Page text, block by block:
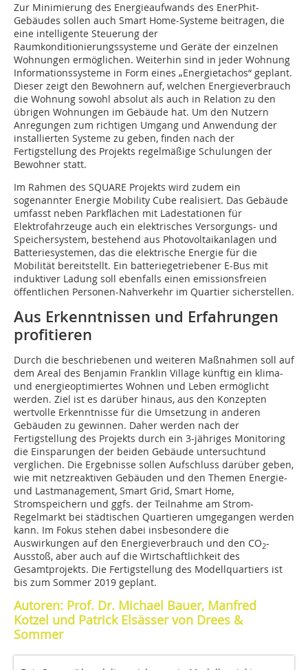
Zur Minimierung des Energieaufwands des EnerPhit-
Gebäudes sollen auch Smart Home-Systeme beitragen, die
eine intelligente Steuerung der
Raumkonditionierungssysteme und Geräte der einzelnen
Wohnungen ermöglichen. Weiterhin sind in jeder Wohnung
Informationssysteme in Form eines „Energietachos“ geplant.
Dieser zeigt den Bewohnern auf, welchen Energieverbrauch
die Wohnung sowohl absolut als auch in Relation zu den
übrigen Wohnungen im Gebäude hat. Um den Nutzern
Anregungen zum richtigen Umgang und Anwendung der
installierten Systeme zu geben, finden nach der
Fertigstellung des Projekts regelmäßige Schulungen der
Bewohner statt.
Im Rahmen des SQUARE Projekts wird zudem ein
sogenannter Energie Mobility Cube realisiert. Das Gebäude
umfasst neben Parkflächen mit Ladestationen für
Elektrofahrzeuge auch ein elektrisches Versorgungs- und
Speichersystem, bestehend aus Photovoltaikanlagen und
Batteriesystemen, das die elektrische Energie für die
Mobilität bereitstellt. Ein batteriegetriebener E-Bus mit
induktiver Ladung soll ebenfalls einen emissionsfreien
öffentlichen Personen-Nahverkehr im Quartier sicherstellen.
Aus Erkenntnissen und Erfahrungen
profitieren
Durch die beschriebenen und weiteren Maßnahmen soll auf
dem Areal des Benjamin Franklin Village künftig ein klima-
und energieoptimiertes Wohnen und Leben ermöglicht
werden. Ziel ist es darüber hinaus, aus den Konzepten
wertvolle Erkenntnisse für die Umsetzung in anderen
Gebäuden zu gewinnen. Daher werden nach der
Fertigstellung des Projekts durch ein 3-jähriges Monitoring
die Einsparungen der beiden Gebäude untersuchtund
verglichen. Die Ergebnisse sollen Aufschluss darüber geben,
wie mit netzreaktiven Gebäuden und den Themen Energie-
und Lastmanagement, Smart Grid, Smart Home,
Stromspeichern und ggfs. der Teilnahme am Strom-
Regelmarkt bei städtischen Quartieren umgegangen werden
kann. Im Fokus stehen dabei insbesondere die
Auswirkungen auf den Energieverbrauch und den CO2-
Ausstoß, aber auch auf die Wirtschaftlichkeit des
Gesamtprojekts. Die Fertigstellung des Modellquartiers ist
bis zum Sommer 2019 geplant.
Autoren: Prof. Dr. Michael Bauer, Manfred
Kotzel und Patrick Elsässer von Drees &
Sommer